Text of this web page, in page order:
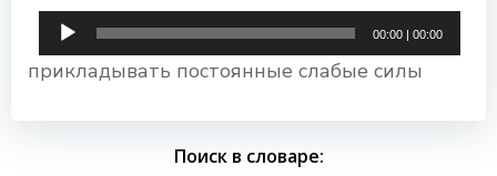
Аудиоплеер
00:00 |00:00
прикладывать постоянные слабые силы
Поиск в словаре: